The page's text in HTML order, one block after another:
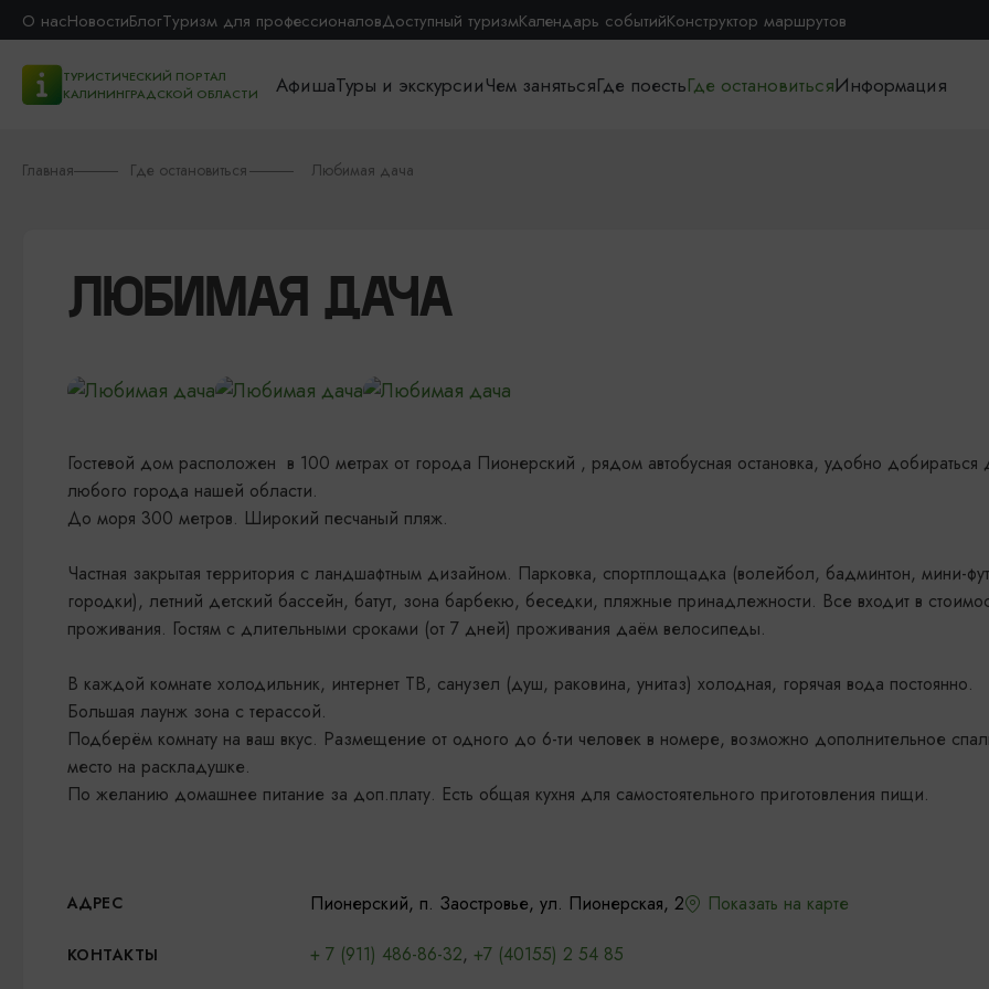
О насНовостиБлогТуризм для профессионаловДоступный туризмКалендарь событийКонструктор маршрутов
ТУРИСТИЧЕСКИЙ ПОРТАЛ
КАЛИНИНГРАДСКОЙ ОБЛАСТИ
АфишаТуры и экскурсииЧем занятьсяГде поестьГде остановитьсяИнформация
Главная Где остановиться Любимая дача
ЛЮБИМАЯ ДАЧА
Гостевой дом расположен в 100 метрах от города Пионерский , рядом автобусная остановка, удобно добираться
любого города нашей области.
До моря 300 метров. Широкий песчаный пляж.
Частная закрытая территория с ландшафтным дизайном. Парковка, спортплощадка (волейбол, бадминтон, мини-
городки), летний детский бассейн, батут, зона барбекю, беседки, пляжные принадлежности. Все входит в
проживания. Гостям с длительными сроками (от 7 дней) проживания даём велосипеды.
В каждой комнате холодильник, интернет ТВ, санузел (душ, раковина, унитаз) холодная, горячая вода постоянно.
Большая лаунж зона с терассой.
Подберём комнату на ваш вкус. Размещение от одного до 6-ти человек в номере, возможно дополнительное
место на раскладушке.
По желанию домашнее питание за доп.плату. Есть общая кухня для самостоятельного приготовления пищи.
АДРЕС Пионерский, п. Заостровье, ул. Пионерская, 2 Показать на карте
КОНТАКТЫ + 7 (911) 486-86-32, +7 (40155) 2 54 85